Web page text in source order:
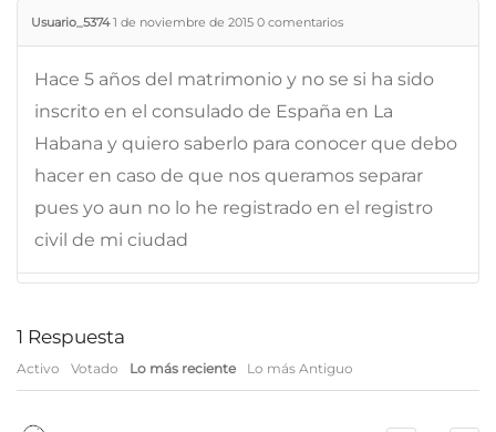
Usuario_5374 1 de noviembre de 2015 0 comentarios
Hace 5 años del matrimonio y no se si ha sido
inscrito en el consulado de España en La
Habana y quiero saberlo para conocer que debo
hacer en caso de que nos queramos separar
pues yo aun no lo he registrado en el registro
civil de mi ciudad
1 Respuesta
Activo Votado Lo más reciente Lo más Antiguo